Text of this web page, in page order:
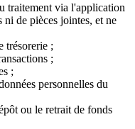
traitement via l'application
de pièces jointes, et ne
trésorerie ;
;
;
personnelles du
ou le retrait de fonds